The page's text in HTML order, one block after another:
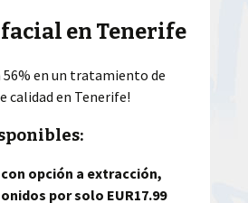
en Tenerife
56% en un tratamiento de
calidad en Tenerife!
opción a extracción,
por solo EUR17.99